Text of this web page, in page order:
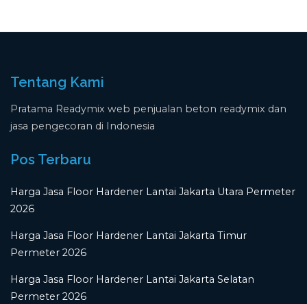
Tentang Kami
Pratama Readymix web penjualan beton readymix dan
jasa pengecoran di Indonesia
Pos Terbaru
Harga Jasa Floor Hardener Lantai Jakarta Utara Permeter
2026
Harga Jasa Floor Hardener Lantai Jakarta Timur
Permeter 2026
Harga Jasa Floor Hardener Lantai Jakarta Selatan
Permeter 2026